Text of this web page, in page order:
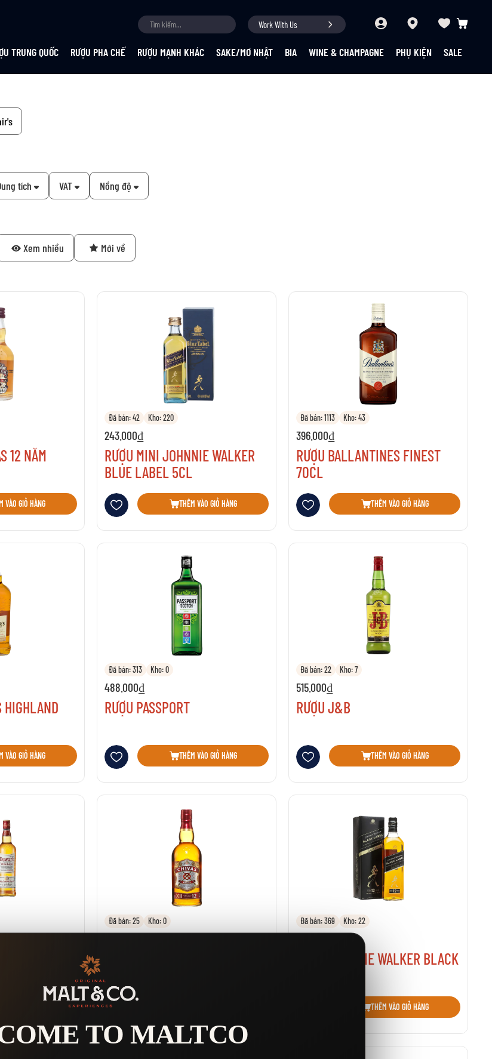
Work With Us
TRUNG QUỐC RƯỢU PHA CHẾ RƯỢU MẠNH KHÁC SAKE/MƠ NHẬT BIA WINE & CHAMPAGNE PHỤ KIỆN SALE
tích VAT Nồng độ
Xem nhiều Mới về
12 NĂM
VÀO GIỎ HÀNG
Đã bán: 42 Kho: 220
243.000₫
RƯỢU MINI JOHNNIE WALKER
BLUE LABEL 5CL
Thêm vào danh sách yêu thích
THÊM VÀO GIỎ HÀNG
Đã bán: 1113 Kho: 43
396.000₫
RƯỢU BALLANTINES FINEST
70CL
Thêm vào danh sách yêu thích
THÊM VÀO GIỎ HÀNG
HIGHLAND
VÀO GIỎ HÀNG
Đã bán: 313 Kho: 0
488.000₫
RƯỢU PASSPORT
Thêm vào danh sách yêu thích
THÊM VÀO GIỎ HÀNG
Đã bán: 22 Kho: 7
515.000₫
RƯỢU J&B
Thêm vào danh sách yêu thích
THÊM VÀO GIỎ HÀNG
Đã bán: 25 Kho: 0
Thêm vào danh sách yêu thích
Đã bán: 369 Kho: 22
RƯỢU JOHNNIE WALKER BLACK
Thêm vào danh sách yêu thích
THÊM VÀO GIỎ HÀNG
TO MALTCO